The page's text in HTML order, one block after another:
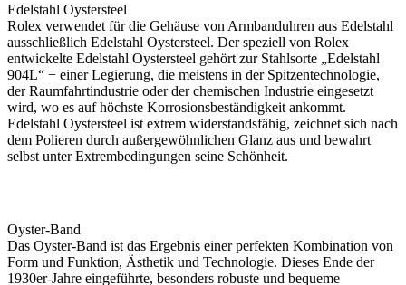
Edelstahl Oystersteel
Rolex verwendet für die Gehäuse von Armbanduhren aus Edelstahl
ausschließlich Edelstahl Oystersteel. Der speziell von Rolex
entwickelte Edelstahl Oystersteel gehört zur Stahlsorte „Edelstahl
904L“ − einer Legierung, die meistens in der Spitzen­technologie,
der Raumfahrt­industrie oder der chemischen Industrie eingesetzt
wird, wo es auf höchste Korrosions­beständigkeit ankommt.
Edelstahl Oystersteel ist extrem widerstandsfähig, zeichnet sich nach
dem Polieren durch außergewöhnlichen Glanz aus und bewahrt
selbst unter Extrem­bedingungen seine Schönheit.
Oyster-Band
Das Oyster-Band ist das Ergebnis einer perfekten Kombination von
Form und Funktion, Ästhetik und Technologie. Dieses Ende der
1930er­-Jahre eingeführte, besonders robuste und bequeme